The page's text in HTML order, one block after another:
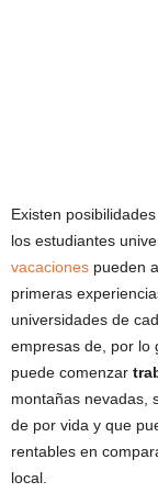
Existen
los estudiantes
vacaciones pueden
primeras
universidades de
empresas de, por lo
puede comenzar
montañas nevadas,
de por vida y que
rentables en
local.